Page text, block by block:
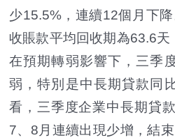
少15.5%，連續12個月下
收賬款平均回收期為63.6天
在預期轉弱影響下，三季
弱，特別是中長期貸款同
看，三季度企業中長期貸
7、8月連續出現少增，結